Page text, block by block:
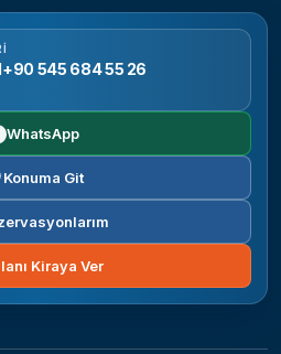
+90 545 684 55 26
WhatsApp
Konuma Git
Kiraya Ver